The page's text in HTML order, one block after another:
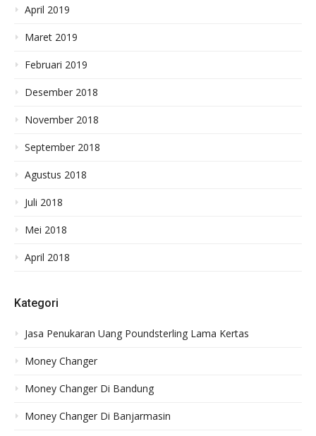
April 2019
Maret 2019
Februari 2019
Desember 2018
November 2018
September 2018
Agustus 2018
Juli 2018
Mei 2018
April 2018
Kategori
Jasa Penukaran Uang Poundsterling Lama Kertas
Money Changer
Money Changer Di Bandung
Money Changer Di Banjarmasin